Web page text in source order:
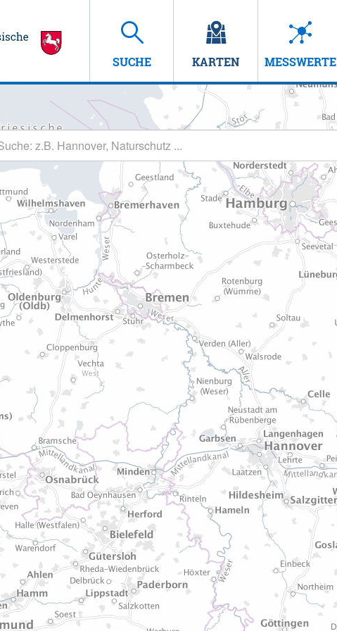
SUCHE KARTEN MESSWERTE